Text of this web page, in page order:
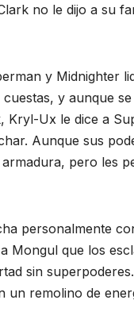
no le dijo a su
y Midnighter
cuestas, y aunque
Kryl-Ux le dice a
Aunque sus
pero les
personalmente
Mongul que los
sin
un remolino de